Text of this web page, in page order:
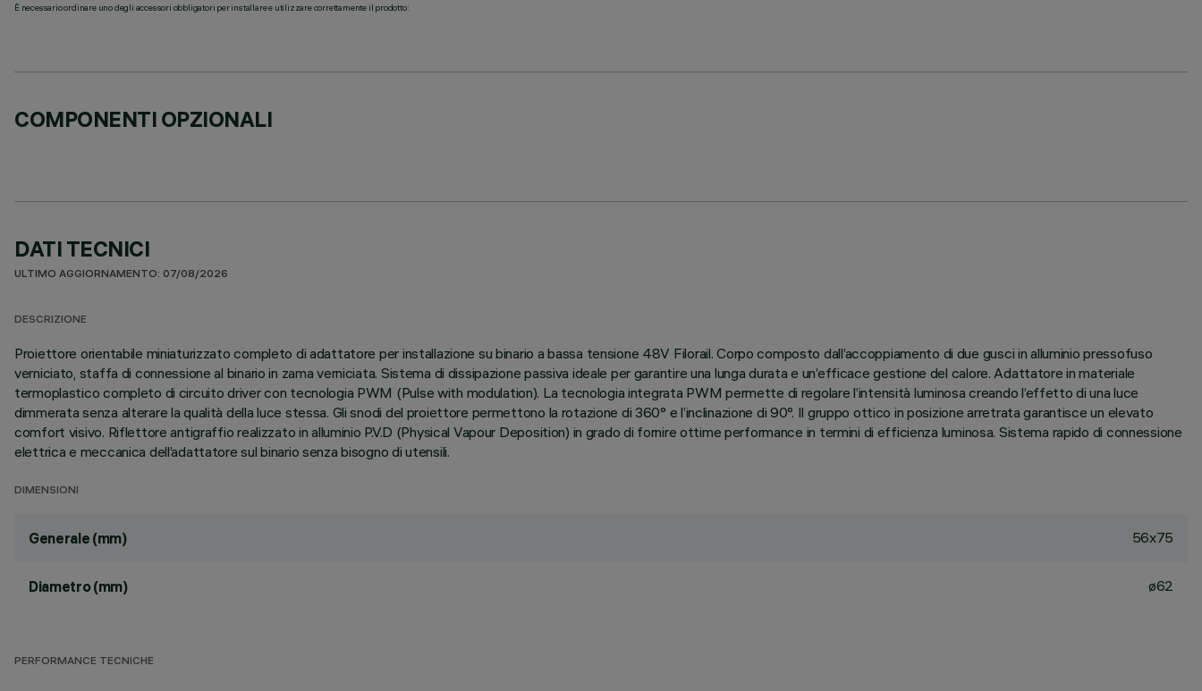
È necessario ordinare uno degli accessori obbligatori per installare e utilizzare correttamente il prodotto:
COMPONENTI OPZIONALI
DATI TECNICI
ULTIMO AGGIORNAMENTO: 07/08/2026
DESCRIZIONE
Proiettore orientabile miniaturizzato completo di adattatore per installazione su binario a bassa tensione 48V Filorail. Corpo composto dall’accoppiamento di due gusci in alluminio pressofuso
verniciato, staffa di connessione al binario in zama verniciata. Sistema di dissipazione passiva ideale per garantire una lunga durata e un’efficace gestione del calore. Adattatore in materiale
termoplastico completo di circuito driver con tecnologia PWM (Pulse with modulation). La tecnologia integrata PWM permette di regolare l’intensità luminosa creando l’effetto di una luce
dimmerata senza alterare la qualità della luce stessa. Gli snodi del proiettore permettono la rotazione di 360° e l’inclinazione di 90°. Il gruppo ottico in posizione arretrata garantisce un elevato
comfort visivo. Riflettore antigraffio realizzato in alluminio P.V.D (Physical Vapour Deposition) in grado di fornire ottime performance in termini di efficienza luminosa. Sistema rapido di connessione
elettrica e meccanica dell’adattatore sul binario senza bisogno di utensili.
DIMENSIONI
Generale (mm) 56x75
Diametro (mm) ø62
PERFORMANCE TECNICHE